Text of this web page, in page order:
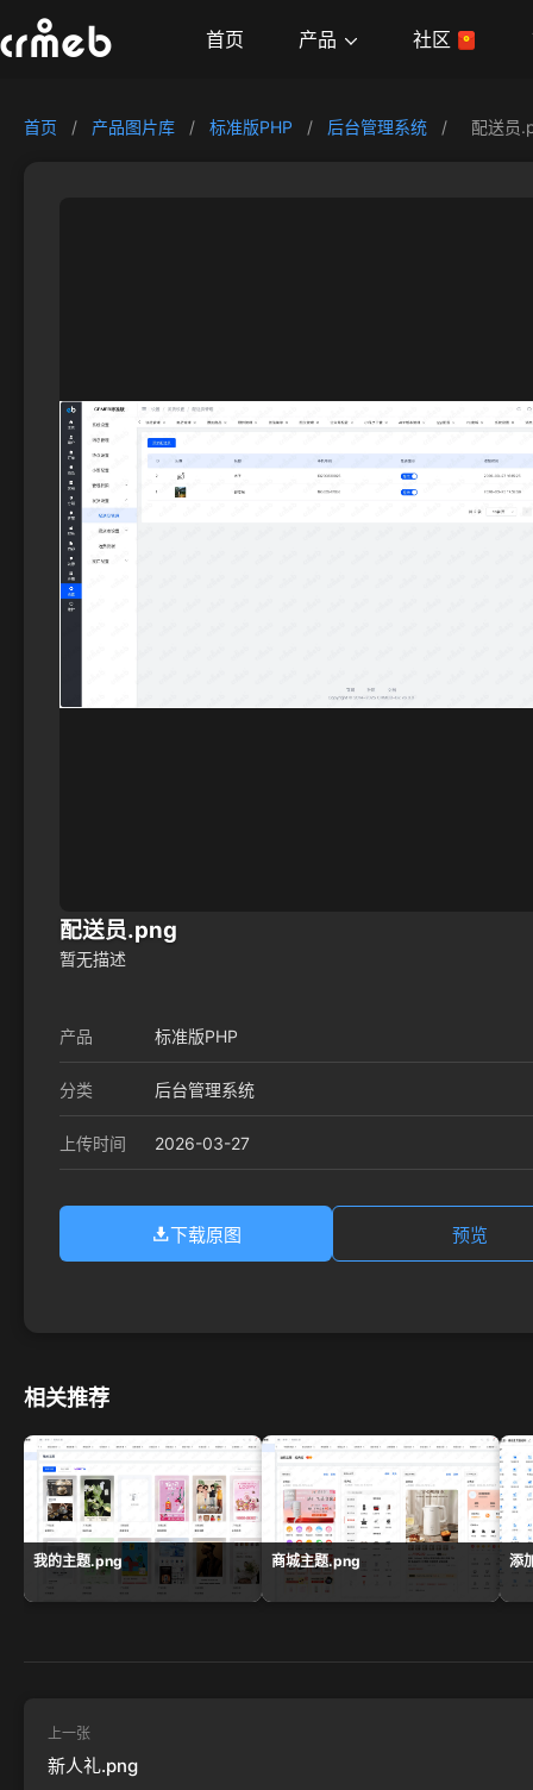
首页 产品 社区
首页 / 产品图片库 / 标准版PHP / 后台管理系统 / 配送员
配送员.png
暂无描述
产品 标准版PHP
分类 后台管理系统
上传时间 2026-03-27
下载原图 预览
相关推荐
我的主题.png 商城主题.png 添
上一张
新人礼.png